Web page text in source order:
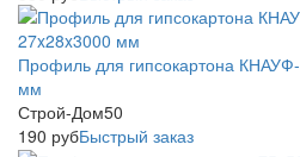
Профиль для гипсокартона
мм
Строй-Дом50
190 рубБыстрый заказ